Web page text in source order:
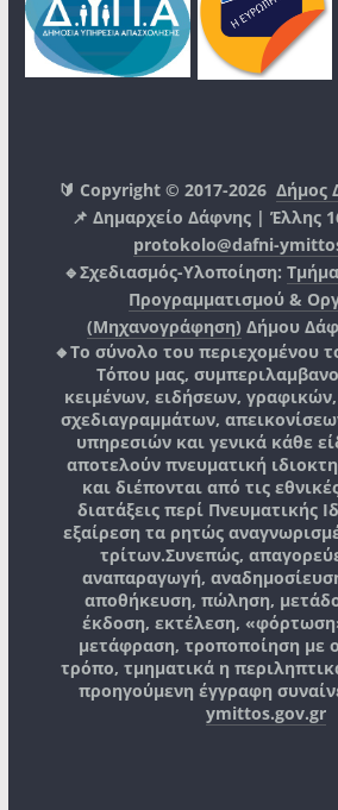
🔰 Copyright © 2017-2026Δήμος
📌 Δημαρχείο Δάφνης | Έλλης
protokolo@dafni-
🔹Σχεδιασμός-Υλοποίηση:
Προγραμματισμού &
(Μηχανογράφηση) Δήμου
🔸Το σύνολο του περιεχομένου
Τόπου μας,
κειμένων, ειδήσεων,
σχεδιαγραμμάτων,
υπηρεσιών και γενικά κάθε
αποτελούν πνευματική
και διέπονται από τις
διατάξεις περί Πνευματικής
εξαίρεση τα ρητώς
τρίτων.Συνεπώς,
αναπαραγωγή,
αποθήκευση, πώληση,
έκδοση, εκτέλεση,
μετάφραση, τροποποίηση με
τρόπο, τμηματικά η
προηγούμενη έγγραφη
ymittos.gov.gr